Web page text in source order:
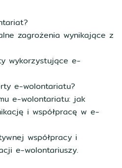
zagrożenia wynikające z
wykorzystujące e-
e-wolontariatu?
e-wolontariatu: jak
i współpracę w e-
współpracy i
e-wolontariuszy.